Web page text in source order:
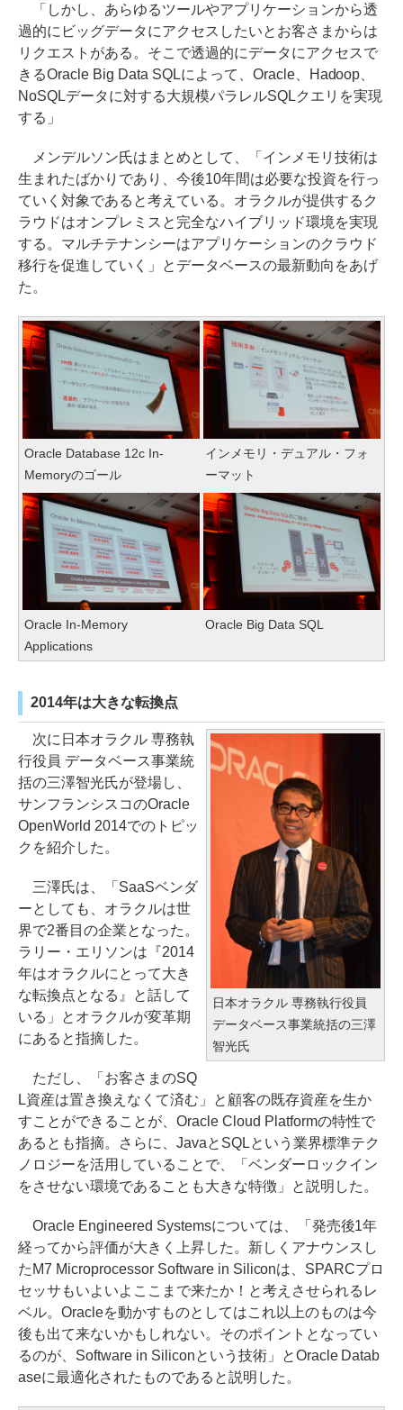
「しかし、あらゆるツールやアプリケーションから透
過的にビッグデータにアクセスしたいとお客さまからは
リクエストがある。そこで透過的にデータにアクセスで
きるOracle Big Data SQLによって、Oracle、Hadoop、
NoSQLデータに対する大規模パラレルSQLクエリを実現
する」
メンデルソン氏はまとめとして、「インメモリ技術は
生まれたばかりであり、今後10年間は必要な投資を行っ
ていく対象であると考えている。オラクルが提供するク
ラウドはオンプレミスと完全なハイブリッド環境を実現
する。マルチテナンシーはアプリケーションのクラウド
移行を促進していく」とデータベースの最新動向をあげ
た。
Oracle Database 12c In-
Memoryのゴール
インメモリ・デュアル・フォ
ーマット
Oracle In-Memory
Applications
Oracle Big Data SQL
2014年は大きな転換点
日本オラクル 専務執行役員
データベース事業統括の三澤
智光氏
次に日本オラクル 専務執
行役員 データベース事業統
括の三澤智光氏が登場し、
サンフランシスコのOracle
OpenWorld 2014でのトピッ
クを紹介した。
三澤氏は、「SaaSベンダ
ーとしても、オラクルは世
界で2番目の企業となった。
ラリー・エリソンは『2014
年はオラクルにとって大き
な転換点となる』と話して
いる」とオラクルが変革期
にあると指摘した。
ただし、「お客さまのSQ
L資産は置き換えなくて済む」と顧客の既存資産を生か
すことができることが、Oracle Cloud Platformの特性で
あるとも指摘。さらに、JavaとSQLという業界標準テク
ノロジーを活用していることで、「ベンダーロックイン
をさせない環境であることも大きな特徴」と説明した。
Oracle Engineered Systemsについては、「発売後1年
経ってから評価が大きく上昇した。新しくアナウンスし
たM7 Microprocessor Software in Siliconは、SPARCプロ
セッサもいよいよここまで来たか！と考えさせられるレ
ベル。Oracleを動かすものとしてはこれ以上のものは今
後も出て来ないかもしれない。そのポイントとなってい
るのが、Software in Siliconという技術」とOracle Datab
aseに最適化されたものであると説明した。